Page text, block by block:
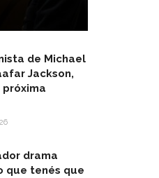
de Michael
Jackson,
drama
que tenés que